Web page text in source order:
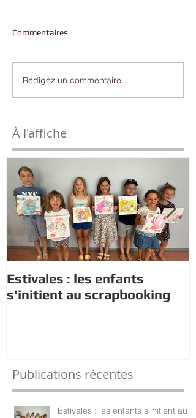
Commentaires
Rédigez un commentaire...
À l'affiche
Estivales : les enfants
s'initient au scrapbooking
Publications récentes
Estivales : les enfants s'initient au